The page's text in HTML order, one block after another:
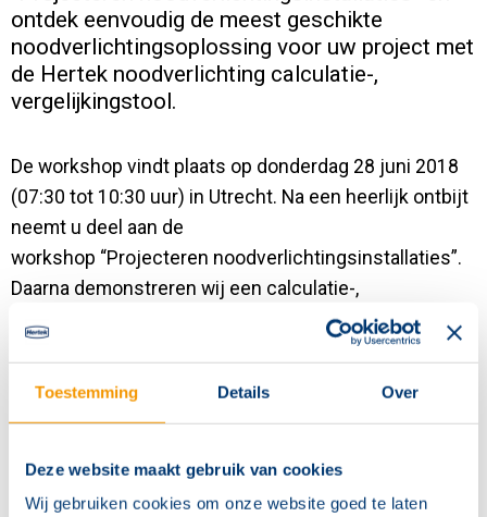
Toestemming Details Over
Deze website maakt gebruik van cookies
Wij gebruiken cookies om onze website goed te laten
ontdek eenvoudig de meest geschikte
noodverlichtingsoplossing voor uw project met
de Hertek noodverlichting calculatie-,
vergelijkingstool.
De workshop vindt plaats op donderdag 28 juni 2018
(07:30 tot 10:30 uur) in Utrecht. Na een heerlijk ontbijt
neemt u deel aan de
workshop “Projecteren noodverlichtingsinstallaties”.
Daarna demonstreren wij een calculatie-,
vergelijkingstool waarmee u eenvoudig en snel de
TCO van een wireless, centrale of decentrale
noodverlichtingsoplossing vergelijkt over een langere
Met ons vernieuwde noodverlichtingsconcept kunt u
meer omzet genereren! Er is een beperkt aantal